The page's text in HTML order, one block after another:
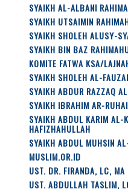
SYAIKH AL-ALBANI
SYAIKH UTSAIMIN
SYAIKH SHOLEH ALUSY-
SYAIKH BIN BAZ
KOMITE FATWA KSA/
SYAIKH SHOLEH AL-
SYAIKH ABDUR RAZZAQ
SYAIKH IBRAHIM AR-
SYAIKH ABDUL KARIM AL-
HAFIZHAHULLAH
SYAIKH ABDUL MUHSIN
MUSLIM.OR.ID
UST. DR. FIRANDA, LC,
UST. ABDULLAH TASLIM,